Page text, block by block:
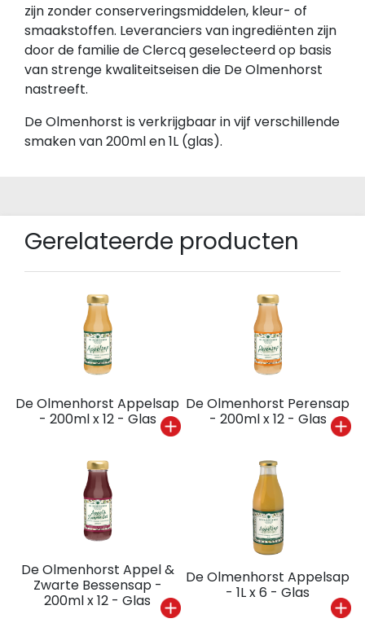
zijn zonder conserveringsmiddelen, kleur- of
smaakstoffen. Leveranciers van ingrediënten zijn
door de familie de Clercq geselecteerd op basis
van strenge kwaliteitseisen die De Olmenhorst
nastreeft.
De Olmenhorst is verkrijgbaar in vijf verschillende
smaken van 200ml en 1L (glas).
Gerelateerde producten
De Olmenhorst Appelsap
- 200ml x 12 - Glas
De Olmenhorst Perensap
- 200ml x 12 - Glas
De Olmenhorst Appel &
Zwarte Bessensap -
200ml x 12 - Glas
De Olmenhorst Appelsap
- 1L x 6 - Glas